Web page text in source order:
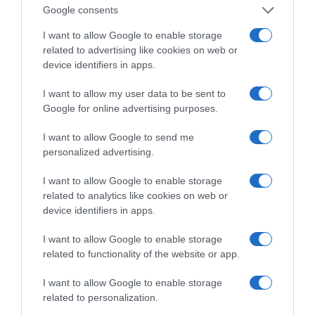
Google consents
I want to allow Google to enable storage
related to advertising like cookies on web or
device identifiers in apps.
I want to allow my user data to be sent to
Google for online advertising purposes.
I want to allow Google to send me
personalized advertising.
I want to allow Google to enable storage
related to analytics like cookies on web or
device identifiers in apps.
I want to allow Google to enable storage
related to functionality of the website or app.
I want to allow Google to enable storage
related to personalization.
Μουσικός νανουρίζει λιοντάρια παίζοντας το
Χωνάκι ή κυπελλάκι; Σε
παγωτατζίδικα της
Αθήνας η απάντηση
είναι…και τα δύο!
που οι beauty lovers
αντικαθιστούν το
μαύρο μολύβι με καφέ
Αυτά είναι τα 4 prints στα μαγιό που θα βλέπεις
σε κάθε παραλία φέτος!